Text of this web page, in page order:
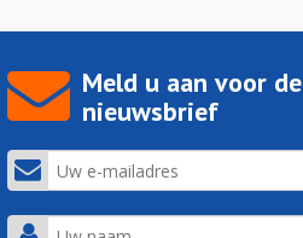
Meld u aan voor de
nieuwsbrief